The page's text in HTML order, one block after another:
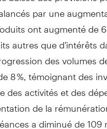
par une
ont augmenté de
autres que d'intérêts
des volumes
8 %, témoignant des
activités et des
de la
a diminué de 109